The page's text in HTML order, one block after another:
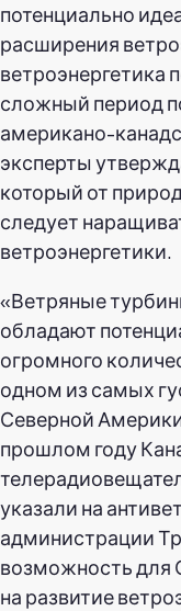
потенциально
расширения
ветроэнергетика
сложный период
американо-
эксперты
который от
следует
ветроэнергетики.
«Ветряные
обладают
огромного
одном из самых
Северной
прошлом году
указали на
администрации
возможность для
на развитие